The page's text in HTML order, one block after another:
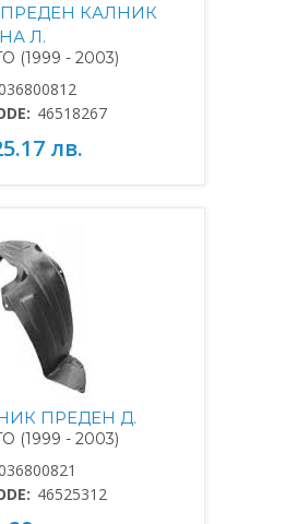
КАЛНИК
Л.
(1999 - 2003)
46518267
лв.
ПРЕДЕН Д.
(1999 - 2003)
46525312